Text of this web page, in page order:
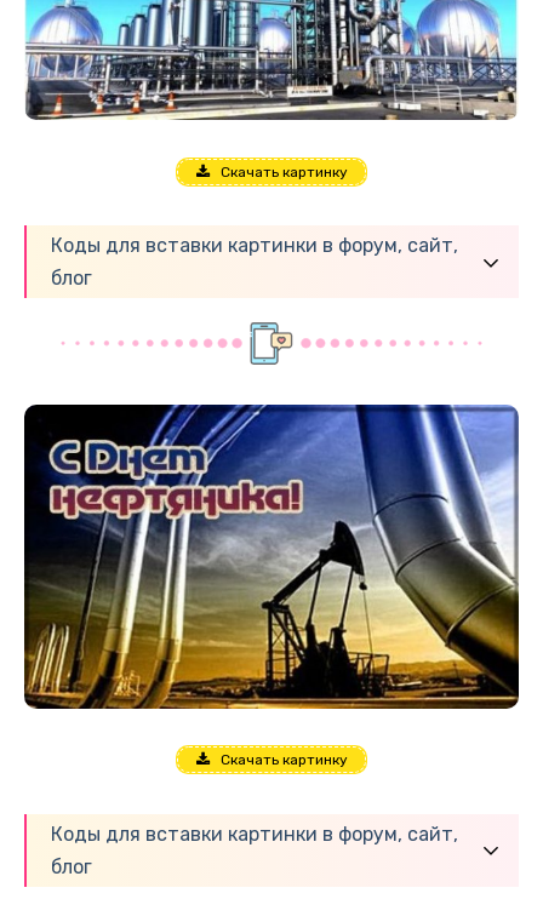
Скачать картинку
Коды для вставки картинки в форум, сайт,
блог
Скачать картинку
Коды для вставки картинки в форум, сайт,
блог